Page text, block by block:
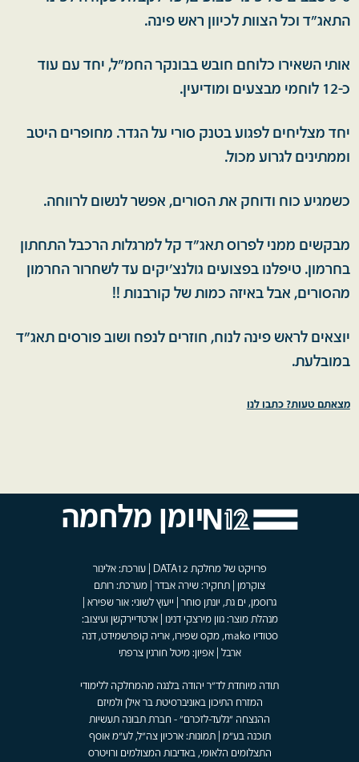
התאג"ד וכל הצוות לכיוון ראש פינה.
אותי השאירו כלוחם חובש בבונקר החמ"ל, יחד עם עוד
כ-12 לוחמי מבצעים ומודיעין.
יחד מצליחים לפגוע בטנק סורי על הגדר. מחופרים היטב
וממתינים לגרוע מכול.
כשמגיע כוח ודוחק את הסורים, אפשר לנשום לרווחה.
מבקשים ממני לפרוס תאג"ד קל למרגלות הרכבל התחתון
בחרמון. טיפלנו בפצועים גולנצ'יקים עד לשחרור החרמון
מהסורים, אבל באיזה כמות של קורבנות !!
יוצאים לראש פינה לנוח, חוזרים לנפח ושוב פורסים תאג"ד
במובלעת.
מצאתם טעות? כתבו לנו
יומן מלחמה
פרויקט של מחלקת DATA12 | עורכת: אלינור
צוקרמן | תחקיר: שירה אבדר | מערכת: רותם
גרוסמן, ים גת, יונתן סוחר | ייעוץ לשוני: אור שפירא |
מנהלת מוצר: גוון מירצקי דנינו | ארטדיירקשן ועיצוב:
סטודיו mako, מקס שפירו, אריה קופרשמידט, דנה
ארבל | אפיון: מיטל חורגין צרפתי
תודה מיוחדת לד"ר יהודה בלנגה מהמחלקה ללימודי
המזרח התיכון באוניברסיטת בר אילן ולמיזם
ההנצחה "גלעד-לזכרם" - חברת תבונה תעשיות
תוכנה בע"מ | תמונות: ארכיון צה"ל, לע"מ אוסף
התצלומים הלאומי, באדיבות המצולמים ורויטרס